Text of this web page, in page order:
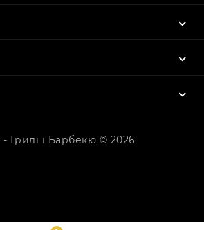
- Грилі і Барбекю © 2026